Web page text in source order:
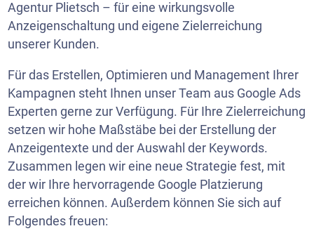
Agentur Plietsch – für eine wirkungsvolle
Anzeigenschaltung und eigene Zielerreichung
unserer Kunden.
Für das Erstellen, Optimieren und Management Ihrer
Kampagnen steht Ihnen unser Team aus Google Ads
Experten gerne zur Verfügung. Für Ihre Zielerreichung
setzen wir hohe Maßstäbe bei der Erstellung der
Anzeigentexte und der Auswahl der Keywords.
Zusammen legen wir eine neue Strategie fest, mit
der wir Ihre hervorragende Google Platzierung
erreichen können. Außerdem können Sie sich auf
Folgendes freuen: